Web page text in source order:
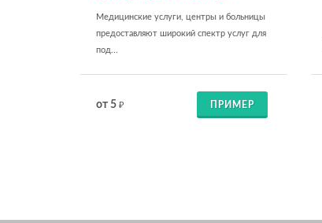
Медицинские услуги, центры и больницы
предоставляют широкий спектр услуг для
под...
от 5 ₽ ПРИМЕР